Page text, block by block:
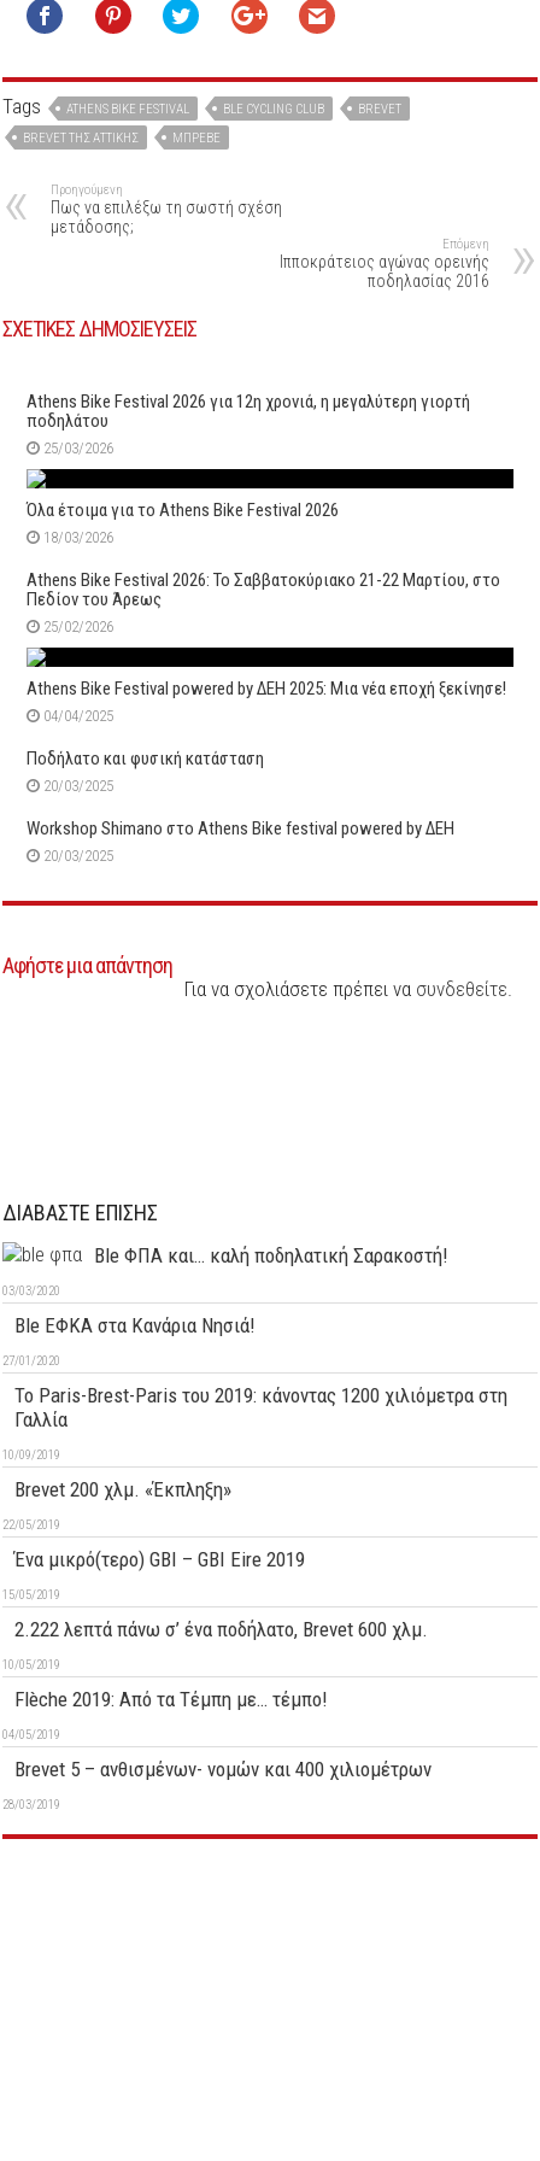
Tags ATHENS BIKE FESTIVAL BLE CYCLING CLUB
BREVET
BREVET ΤΗΣ ΑΤΤΙΚΉΣ
ΜΠΡΕΒΈ
Προηγούμενη
Πως να επιλέξω τη σωστή σχέση
μετάδοσης;
Επόμενη
Ιπποκράτειος αγώνας ορεινής
ποδηλασίας 2016
ΣΧΕΤΙΚΕΣ ΔΗΜΟΣΙΕΥΣΕΙΣ
Athens Bike Festival 2026 για 12η χρονιά, η μεγαλύτερη γιορτή
ποδηλάτου
25/03/2026
Όλα έτοιμα για το Athens Bike Festival 2026
18/03/2026
Athens Bike Festival 2026: To Σαββατοκύριακο 21-22 Μαρτίου, στο
Πεδίον του Άρεως
25/02/2026
Athens Bike Festival powered by ΔΕΗ 2025: Μια νέα εποχή ξεκίνησε!
04/04/2025
Ποδήλατο και φυσική κατάσταση
20/03/2025
Workshop Shimano στο Αthens Bike festival powered by ΔΕΗ
20/03/2025
Αφήστε μια απάντηση
Για να σχολιάσετε πρέπει να συνδεθείτε.
ΔΙΑΒΑΣΤΕ ΕΠΙΣΗΣ
Ble ΦΠΑ και… καλή ποδηλατική Σαρακοστή!
03/03/2020
Ble ΕΦΚΑ στα Κανάρια Νησιά!
27/01/2020
Το Paris-Brest-Paris του 2019: κάνοντας 1200 χιλιόμετρα στη
Γαλλία
10/09/2019
Brevet 200 χλμ. «Έκπληξη»
22/05/2019
Ένα μικρό(τερο) GBI – GBI Eire 2019
15/05/2019
2.222 λεπτά πάνω σ’ ένα ποδήλατο, Brevet 600 χλμ.
10/05/2019
Flèche 2019: Aπό τα Τέμπη με… τέμπο!
04/05/2019
Brevet 5 – ανθισμένων- νομών και 400 χιλιομέτρων
28/03/2019